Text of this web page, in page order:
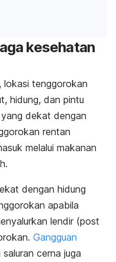
kesehatan
lokasi tenggorokan
hidung, dan pintu
dekat dengan
rentan
melalui makanan
.
dengan hidung
apabila
lendir (post
Gangguan
cerna juga